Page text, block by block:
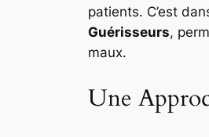
patients. C’est
Guérisseurs,
maux.
Une